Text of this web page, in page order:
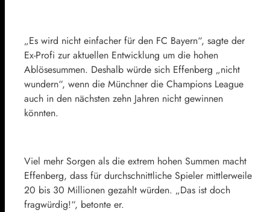
„Es wird nicht einfacher für den FC Bayern“, sagte der
Ex-Profi zur aktuellen Entwicklung um die hohen
Ablösesummen. Deshalb würde sich Effenberg „nicht
wundern“, wenn die Münchner die Champions League
auch in den nächsten zehn Jahren nicht gewinnen
könnten.
Viel mehr Sorgen als die extrem hohen Summen macht
Effenberg, dass für durchschnittliche Spieler mittlerweile
20 bis 30 Millionen gezahlt würden. „Das ist doch
fragwürdig!“, betonte er.